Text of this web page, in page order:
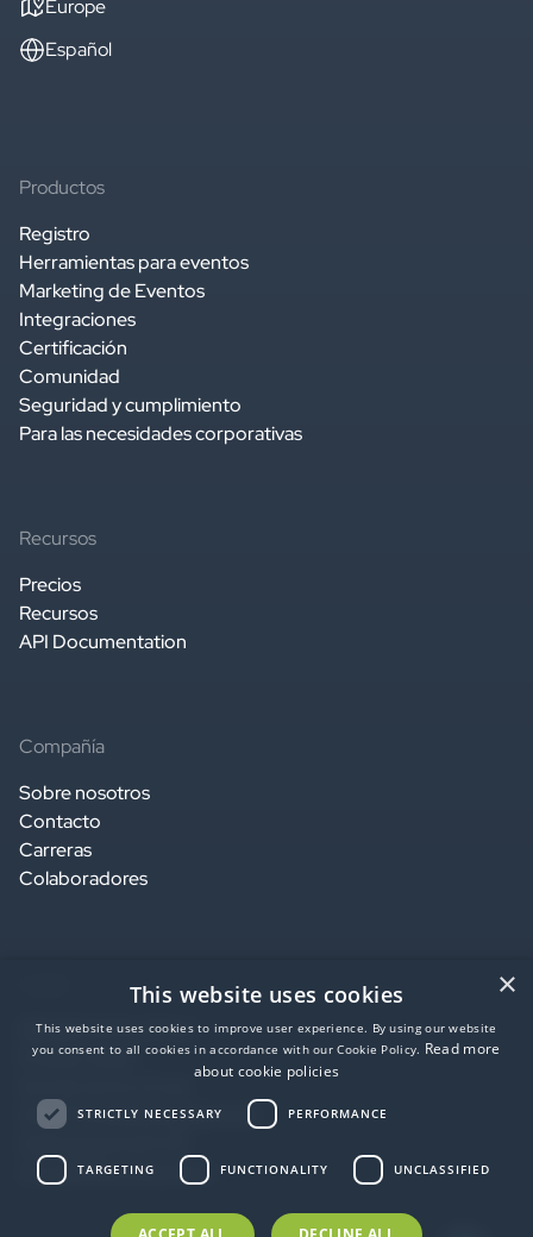
Europe
Español
Productos
Registro
Herramientas para eventos
Marketing de Eventos
Integraciones
Certificación
Comunidad
Seguridad y cumplimiento
Para las necesidades corporativas
Recursos
Precios
Recursos
API Documentation
Compañía
Sobre nosotros
Contacto
Carreras
Colaboradores
Website terms of use
Privacy notice
Data Processing Agreement
Accessibility statement
×
This website uses cookies
This website uses cookies to improve user experience. By using our website
you consent to all cookies in accordance with our Cookie Policy. Read more
about cookie policies
STRICTLY NECESSARY PERFORMANCE
TARGETING FUNCTIONALITY UNCLASSIFIED